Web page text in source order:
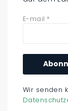
E-mail *
Wir senden